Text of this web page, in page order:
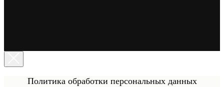
Политика обработки персональных данных